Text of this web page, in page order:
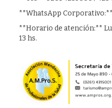
**WhatsApp Corporativo:**
**Horario de atención:**
13 hs.